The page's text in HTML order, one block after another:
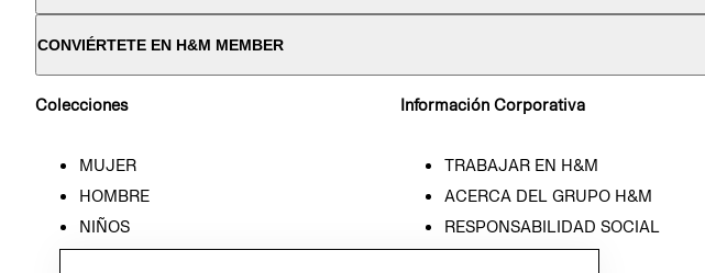
CONVIÉRTETE EN H&M MEMBER
Colecciones
MUJER
HOMBRE
NIÑOS
Información Corporativa
TRABAJAR EN H&M
ACERCA DEL GRUPO H&M
RESPONSABILIDAD SOCIAL